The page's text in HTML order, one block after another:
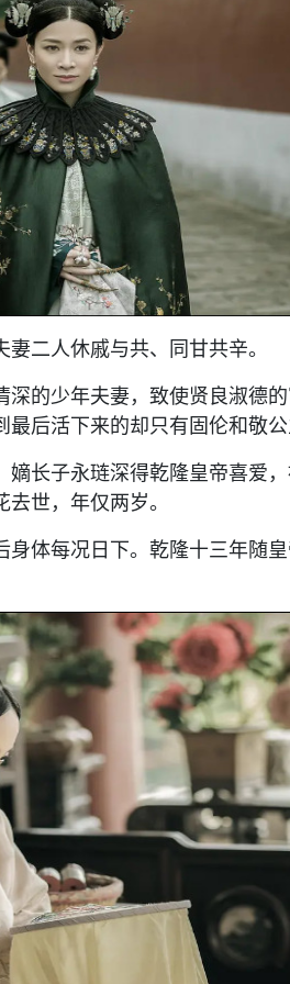
二人休戚与共、同甘共辛。
深的少年夫妻，致使贤良淑德
后活下来的却只有固伦和敬公
嫡长子永琏深得乾隆皇帝喜爱
世，年仅两岁。
身体每况日下。乾隆十三年随